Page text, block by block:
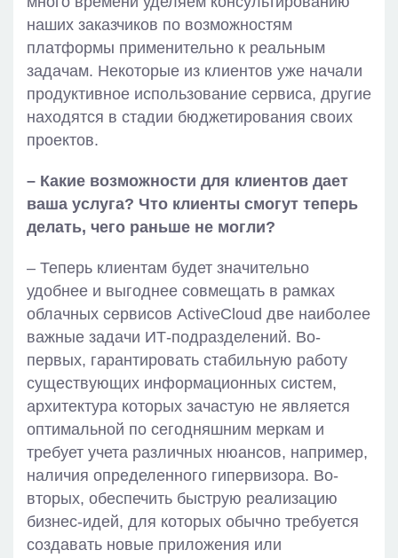
наших заказчиков по возможностям
платформы применительно к реальным
задачам. Некоторые из клиентов уже начали
продуктивное использование сервиса, другие
находятся в стадии бюджетирования своих
проектов.
– Какие возможности для клиентов дает
ваша услуга? Что клиенты смогут теперь
делать, чего раньше не могли?
– Теперь клиентам будет значительно
удобнее и выгоднее совмещать в рамках
облачных сервисов ActiveCloud две наиболее
важные задачи ИТ-подразделений. Во-
первых, гарантировать стабильную работу
существующих информационных систем,
архитектура которых зачастую не является
оптимальной по сегодняшним меркам и
требует учета различных нюансов, например,
наличия определенного гипервизора. Во-
вторых, обеспечить быструю реализацию
бизнес-идей, для которых обычно требуется
создавать новые приложения или